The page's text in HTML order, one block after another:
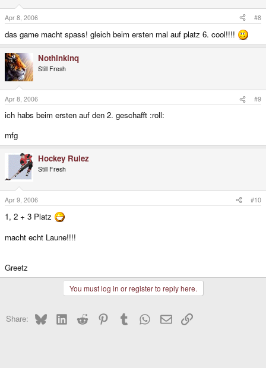
Apr 8, 2006 #8
das game macht spass! gleich beim ersten mal auf platz 6. cool!!!!
Nothinkinq
Still Fresh
Apr 8, 2006 #9
ich habs beim ersten auf den 2. geschafft :roll:
mfg
Hockey Rulez
Still Fresh
Apr 9, 2006 #10
1, 2 + 3 Platz
macht echt Laune!!!!
Greetz
You must log in or register to reply here.
Share: BlueskyLinkedInReddit PinterestTumblr WhatsApp
EmailLink